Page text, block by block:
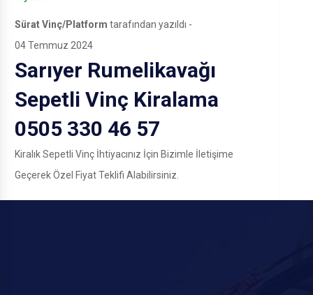
Sürat Vinç/Platform tarafından yazıldı -
04 Temmuz 2024
Sarıyer Rumelikavağı
Sepetli Vinç Kiralama
0505 330 46 57
Kiralık Sepetli Vinç İhtiyacınız İçin Bizimle İletişime
Geçerek Özel Fiyat Teklifi Alabilirsiniz.